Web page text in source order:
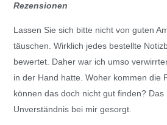
Rezensionen
Lassen Sie sich bitte nicht von guten
täuschen. Wirklich jedes bestellte
bewertet. Daher war ich umso
in der Hand hatte. Woher kommen die
können das doch nicht gut finden?
Unverständnis bei mir gesorgt.